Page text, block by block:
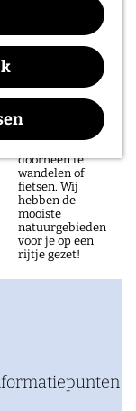
Natuurgebieden
in het Rijk van
natuur in het Rijk
van Nijmegen is
doorheen te
wandelen of
fietsen. Wij
hebben de
mooiste
natuurgebieden
voor je op een
rijtje gezet!